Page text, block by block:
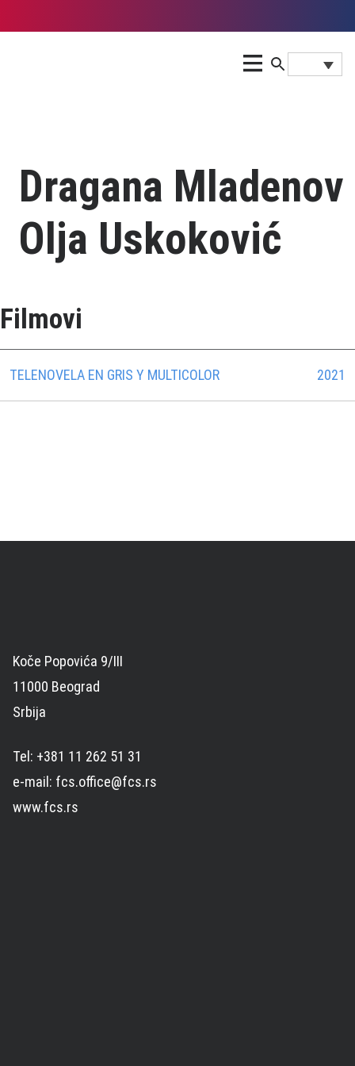
Dragana Mladenov
Olja Uskoković
Filmovi
TELENOVELA EN GRIS Y MULTICOLOR 2021
Koče Popovića 9/III
11000 Beograd
Srbija
Tel: +381 11 262 51 31
e-mail: fcs.office@fcs.rs
www.fcs.rs